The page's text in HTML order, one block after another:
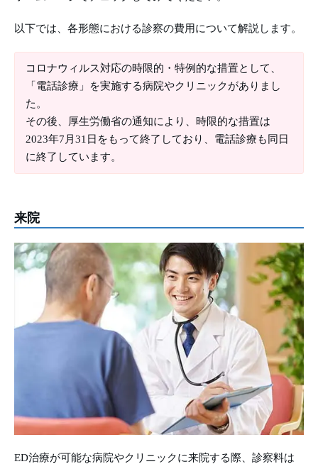
以下では、各形態における診察の費用について解説します。
コロナウィルス対応の時限的・特例的な措置として、
「電話診療」を実施する病院やクリニックがありまし
た。
その後、厚生労働省の通知により、時限的な措置は
2023年7月31日をもって終了しており、電話診療も同日
に終了しています。
来院
ED治療が可能な病院やクリニックに来院する際、診察料は